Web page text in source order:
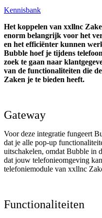
Kennisbank
Het koppelen van xxllnc
enorm belangrijk voor het
en het efficiënter kunnen
Bubble hoef je tijdens
zoek te gaan naar
van de functionaliteiten die
Zaken je te bieden heeft.
Gateway
Voor deze integratie fungeert
dat je alle pop-up
uitschakelen, omdat Bubble in
dat jouw telefonieomgeving
telefoniemodule van xxllnc
Functionaliteiten